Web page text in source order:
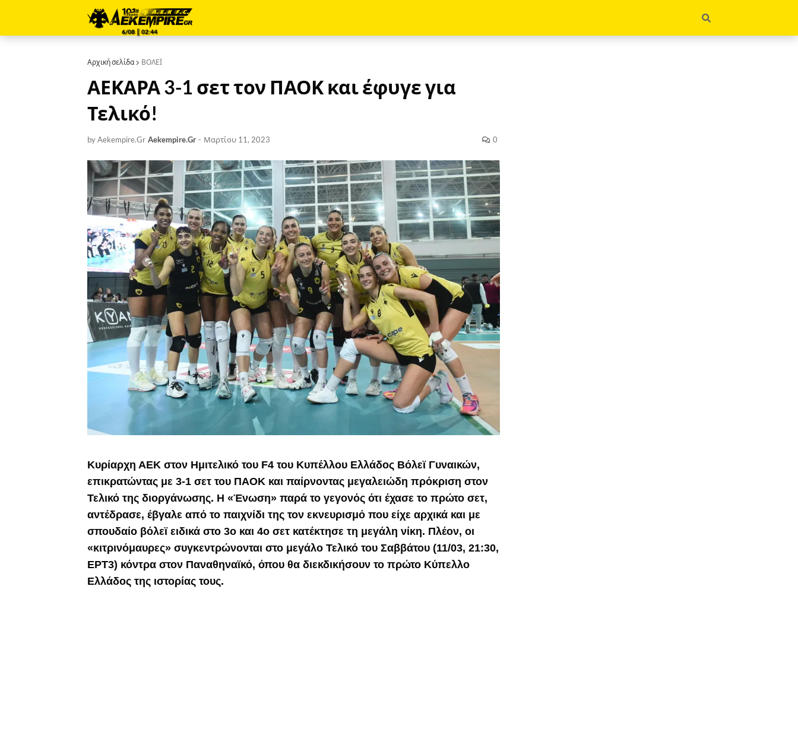
6/08 ║ 02:44
Αρχική σελίδα ΒΟΛΕΪ
ΑΕΚΑΡΑ 3-1 σετ τον ΠΑΟΚ και έφυγε για
Τελικό!
by Aekempire.Gr Aekempire.Gr - Μαρτίου 11, 2023 0
Κυρίαρχη ΑΕΚ στον Ημιτελικό του F4 του Κυπέλλου Ελλάδος Βόλεϊ Γυναικών,
επικρατώντας με 3-1 σετ του ΠΑΟΚ και παίρνοντας μεγαλειώδη πρόκριση στον
Τελικό της διοργάνωσης. Η «Ένωση» παρά το γεγονός ότι έχασε το πρώτο σετ,
αντέδρασε, έβγαλε από το παιχνίδι της τον εκνευρισμό που είχε αρχικά και με
σπουδαίο βόλεϊ ειδικά στο 3ο και 4ο σετ κατέκτησε τη μεγάλη νίκη. Πλέον, οι
«κιτρινόμαυρες» συγκεντρώνονται στο μεγάλο Τελικό του Σαββάτου (11/03, 21:30,
ΕΡΤ3) κόντρα στον Παναθηναϊκό, όπου θα διεκδικήσουν το πρώτο Κύπελλο
Ελλάδος της ιστορίας τους.